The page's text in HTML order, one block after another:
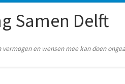
Samen Delft
en wensen mee kan doen